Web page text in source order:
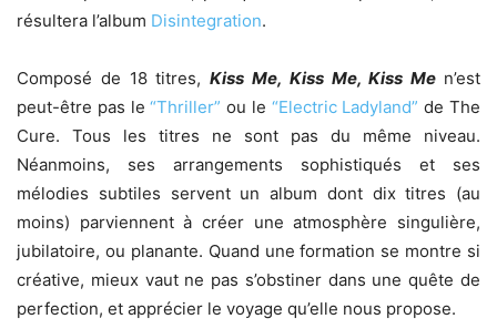
résultera l’album Disintegration.
Composé de 18 titres,Kiss Me, Kiss Me, Kiss Me n’est
peut-être pas le “Thriller” ou le “Electric Ladyland” de The
Cure. Tous les titres ne sont pas du même niveau.
Néanmoins, ses arrangements sophistiqués et ses
mélodies subtiles servent un album dont dix titres (au
moins) parviennent à créer une atmosphère singulière,
jubilatoire, ou planante. Quand une formation se montre si
créative, mieux vaut ne pas s’obstiner dans une quête de
perfection, et apprécier le voyage qu’elle nous propose.